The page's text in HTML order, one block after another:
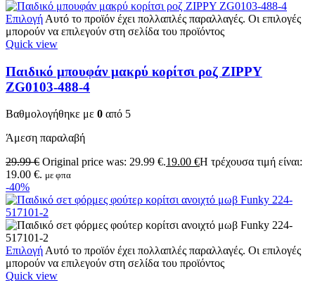
Επιλογή Αυτό το προϊόν έχει πολλαπλές παραλλαγές. Οι επιλογές
μπορούν να επιλεγούν στη σελίδα του προϊόντος
Quick view
Παιδικό μπουφάν μακρύ κορίτσι ροζ ZIPPY
ZG0103-488-4
Βαθμολογήθηκε με 0 από 5
Άμεση παραλαβή
29.99€ Original price was: 29.99 €.19.00 €Η τρέχουσα τιμή είναι:
19.00 €. με φπα
-40%
Επιλογή Αυτό το προϊόν έχει πολλαπλές παραλλαγές. Οι επιλογές
μπορούν να επιλεγούν στη σελίδα του προϊόντος
Quick view